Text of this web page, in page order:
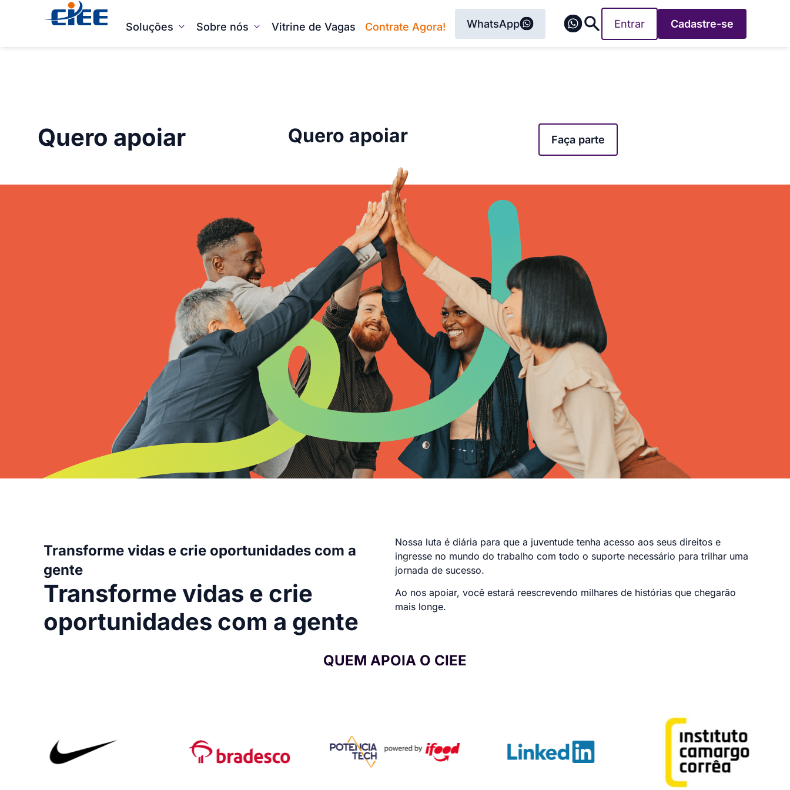
Soluções Sobre nós Vitrine de Vagas Contrate Agora! WhatsApp Entrar Cadastre-se
Quero apoiar Quero apoiar Faça parte
Transforme vidas e crie oportunidades com a
gente
Transforme vidas e crie
oportunidades com a gente
Nossa luta é diária para que a juventude tenha acesso aos seus direitos e
ingresse no mundo do trabalho com todo o suporte necessário para trilhar uma
jornada de sucesso.
Ao nos apoiar, você estará reescrevendo milhares de histórias que chegarão
mais longe.
QUEM APOIA O CIEE